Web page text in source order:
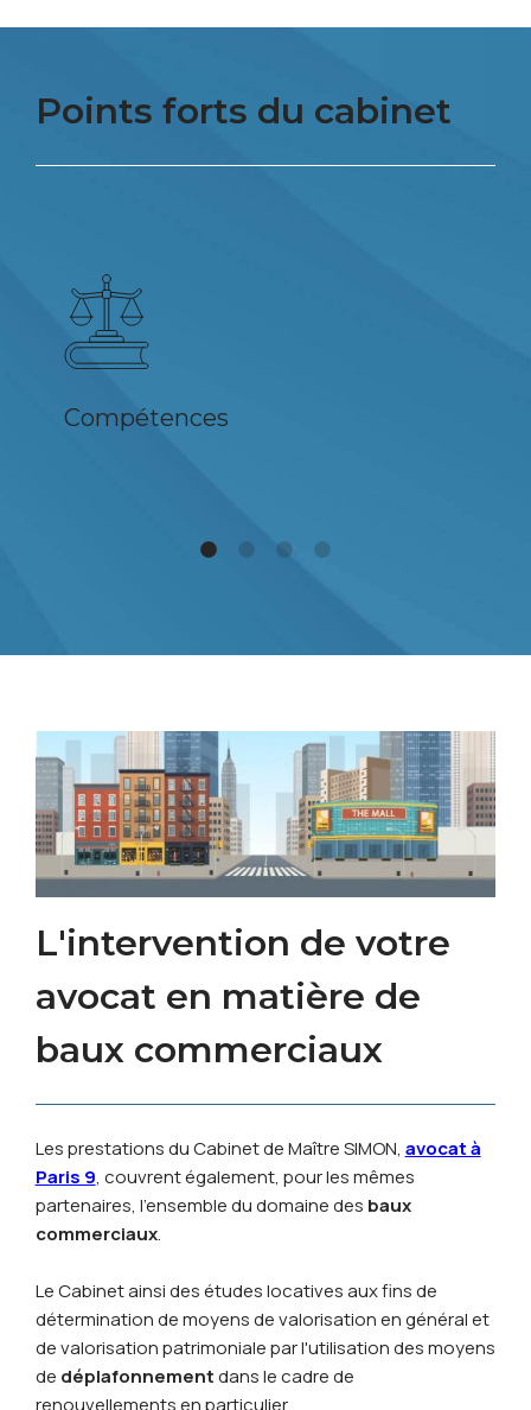
Points forts du cabinet
Compétences
L'intervention de votre
avocat en matière de
baux commerciaux
Les prestations du Cabinet de Maître SIMON, avocat à
Paris 9, couvrent également, pour les mêmes
partenaires, l'ensemble du domaine des baux
commerciaux.
Le Cabinet ainsi des études locatives aux fins de
détermination de moyens de valorisation en général et
de valorisation patrimoniale par l'utilisation des moyens
de déplafonnementdans le cadre de
renouvellements en particulier.